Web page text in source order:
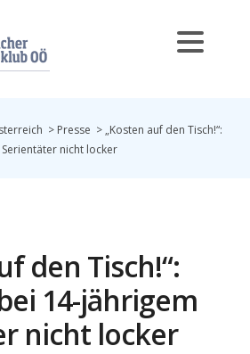
> Presse > „Kosten auf den Tisch!“:
nicht locker
den Tisch!“:
14-jährigem
nicht locker